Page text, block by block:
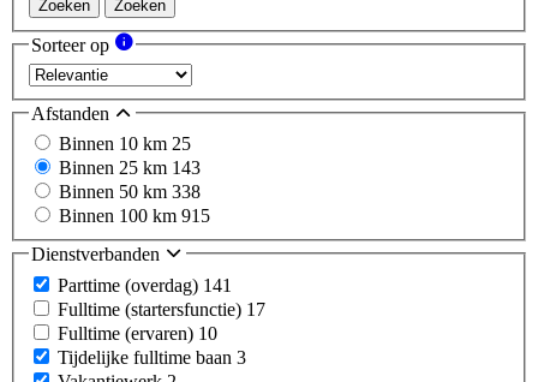
Zoeken Zoeken
Sorteer op
Afstanden
Binnen 10 km 25
Binnen 25 km 143
Binnen 50 km 338
Binnen 100 km 915
Dienstverbanden
Parttime (overdag) 141
Fulltime (startersfunctie) 17
Fulltime (ervaren) 10
Tijdelijke fulltime baan 3